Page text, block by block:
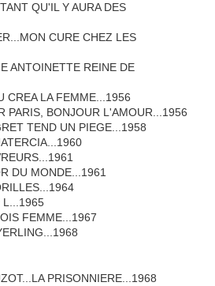
QU'IL Y AURA DES
CURE CHEZ LES
ANTOINETTE REINE DE
CREA LA FEMME...1956
PARIS, BONJOUR L'AMOUR...1956
TEND UN PIEGE...1958
DU MONDE...1961
L...1965
FEMME...1967
PRISONNIERE...1968